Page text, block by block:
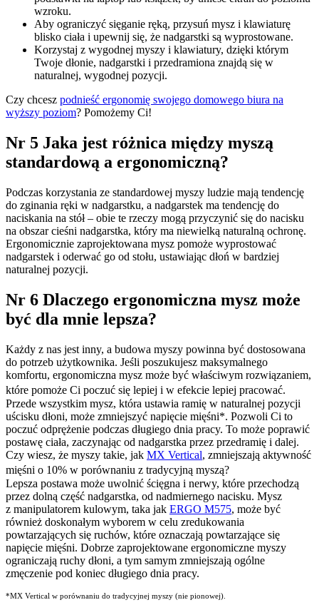
wzroku.
Aby ograniczyć sięganie ręką, przysuń mysz i klawiaturę
blisko ciała i upewnij się, że nadgarstki są wyprostowane.
Korzystaj z wygodnej myszy i klawiatury, dzięki którym
Twoje dłonie, nadgarstki i przedramiona znajdą się w
naturalnej, wygodnej pozycji.
Czy chcesz podnieść ergonomię swojego domowego biura na
wyższy poziom? Pomożemy Ci!
Nr 5 Jaka jest różnica między myszą
standardową a ergonomiczną?
Podczas korzystania ze standardowej myszy ludzie mają tendencję
do zginania ręki w nadgarstku, a nadgarstek ma tendencję do
naciskania na stół – obie te rzeczy mogą przyczynić się do nacisku
na obszar cieśni nadgarstka, który ma niewielką naturalną ochronę.
Ergonomicznie zaprojektowana mysz pomoże wyprostować
nadgarstek i oderwać go od stołu, ustawiając dłoń w bardziej
naturalnej pozycji.
Nr 6 Dlaczego ergonomiczna mysz może
być dla mnie lepsza?
Każdy z nas jest inny, a budowa myszy powinna być dostosowana
do potrzeb użytkownika. Jeśli poszukujesz maksymalnego
komfortu, ergonomiczna mysz może być właściwym rozwiązaniem,
które pomoże Ci poczuć się lepiej i w efekcie lepiej pracować.
Przede wszystkim mysz, która ustawia ramię w naturalnej pozycji
uścisku dłoni, może zmniejszyć napięcie mięśni*. Pozwoli Ci to
poczuć odprężenie podczas długiego dnia pracy. To może poprawić
postawę ciała, zaczynając od nadgarstka przez przedramię i dalej.
Czy wiesz, że myszy takie, jak MX Vertical, zmniejszają aktywność
mięśni o 10% w porównaniu z tradycyjną myszą?
Lepsza postawa może uwolnić ścięgna i nerwy, które przechodzą
przez dolną część nadgarstka, od nadmiernego nacisku. Mysz
z manipulatorem kulowym, taka jak ERGO M575, może być
również doskonałym wyborem w celu zredukowania
powtarzających się ruchów, które oznaczają powtarzające się
napięcie mięśni. Dobrze zaprojektowane ergonomiczne myszy
ograniczają ruchy dłoni, a tym samym zmniejszają ogólne
zmęczenie pod koniec długiego dnia pracy.
*MX Vertical w porównaniu do tradycyjnej myszy (nie pionowej).